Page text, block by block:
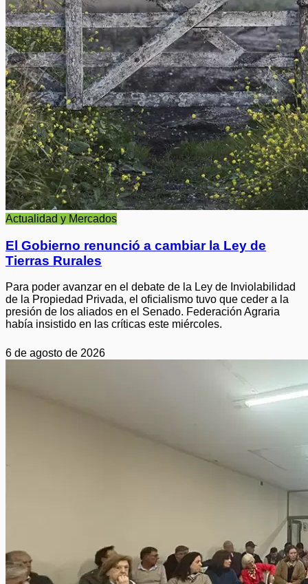
Actualidad y Mercados
El Gobierno renunció a cambiar la Ley de
Tierras Rurales
Para poder avanzar en el debate de la Ley de Inviolabilidad
de la Propiedad Privada, el oficialismo tuvo que ceder a la
presión de los aliados en el Senado. Federación Agraria
había insistido en las críticas este miércoles.
6 de agosto de 2026